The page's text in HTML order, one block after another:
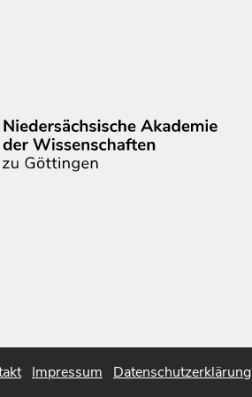
Impressum Datenschutzerklärung